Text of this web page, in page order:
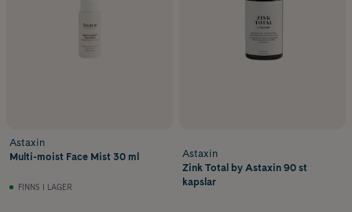
Astaxin
Multi-moist Face Mist 30 ml
FINNS I LAGER
Astaxin
Zink Total by Astaxin 90 st
kapslar